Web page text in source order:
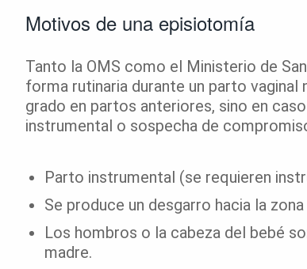
Motivos de una episiotomía
Tanto la OMS como el Ministerio de
forma rutinaria durante un parto
grado en partos anteriores, sino en
instrumental o sospecha de
Parto instrumental (se requieren
Se produce un desgarro hacia la
Los hombros o la cabeza del bebé
madre.